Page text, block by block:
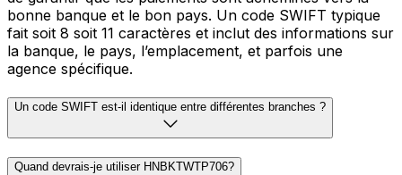
bonne banque et le bon pays. Un code SWIFT typique
fait soit 8 soit 11 caractères et inclut des informations sur
la banque, le pays, l’emplacement, et parfois une
agence spécifique.
Un code SWIFT est-il identique entre différentes branches ?
Quand devrais-je utiliser HNBKTWTP706?